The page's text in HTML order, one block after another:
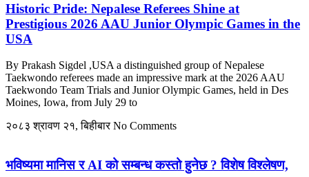
Historic Pride: Nepalese Referees Shine at
Prestigious 2026 AAU Junior Olympic Games in the
USA
By Prakash Sigdel ,USA a distinguished group of Nepalese
Taekwondo referees made an impressive mark at the 2026 AAU
Taekwondo Team Trials and Junior Olympic Games, held in Des
Moines, Iowa, from July 29 to
२०८३ श्रावण २१, बिहीबारNo Comments
भविष्यमा मानिस र AI को सम्बन्ध कस्तो हुनेछ ? विशेष विश्लेषण,